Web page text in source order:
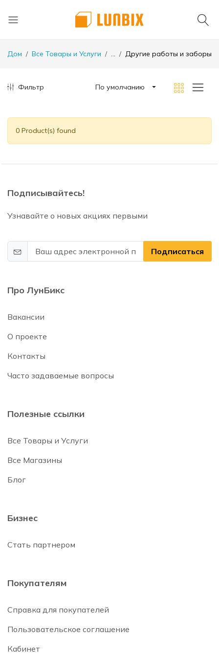
Дом Все Товары и Услуги ... Другие работы и заборы
Фильтр По умолчанию
0 Product(s) found
Подписывайтесь!
Узнавайте о новых акциях первыми
Подписаться
Про ЛунБикс
Вакансии
О проекте
Контакты
Часто задаваемые вопросы
Полезные ссылки
Все Товары и Услуги
Все Магазины
Блог
Бизнес
Стать партнером
Покупателям
Справка для покупателей
Пользовательское соглашение
Кабинет